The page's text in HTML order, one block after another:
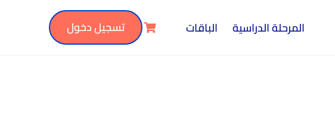
المرحلة الدراسية الباقات تسجيل دخول